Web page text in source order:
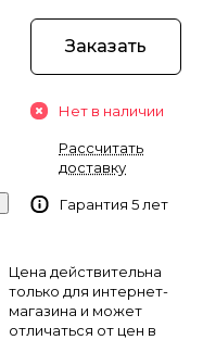
Заказать
Нет в наличии
Рассчитать
доставку
Гарантия 5 лет
Цена действительна
только для интернет-
магазина и может
отличаться от цен в